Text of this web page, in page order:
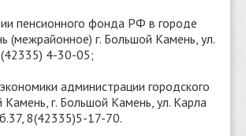
пенсионного фонда РФ в городе
(межрайонное) г. Большой Камень, ул.
4-30-05;
администрации городского
Камень, г. Большой Камень, ул. Карла
8(42335)5-17-70.